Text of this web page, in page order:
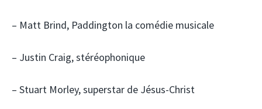
– Matt Brind, Paddington la comédie musicale
– Justin Craig, stéréophonique
– Stuart Morley, superstar de Jésus-Christ